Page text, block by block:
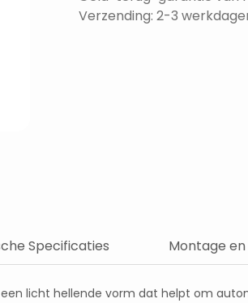
Verzending: 2-3
Specificaties Montage
licht hellende vorm dat helpt om